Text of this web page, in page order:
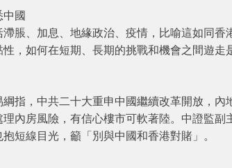
國
脹、加息、地緣政治、疫情，比喻這如同香
，如何在短期、長期的挑戰和機會之間遊走
指，中共二十大重申中國繼續改革開放，內
內房風險，有信心樓市可軟著陸。中證監副
短線目光，籲「別與中國和香港對賭」。